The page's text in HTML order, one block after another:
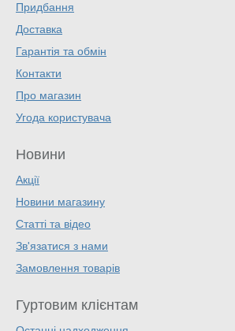
Придбання
Доставка
Гарантія та обмін
Контакти
Про магазин
Угода користувача
Новини
Акції
Новини магазину
Статті та відео
Зв'язатися з нами
Замовлення товарів
Гуртовим клієнтам